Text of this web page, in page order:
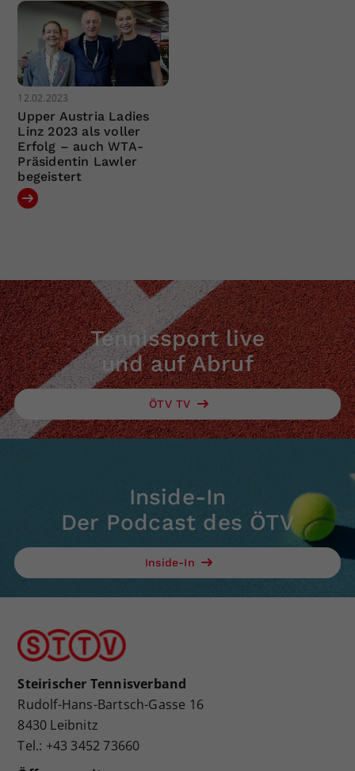
12.02.2023
Upper Austria Ladies
Linz 2023 als voller
Erfolg – auch WTA-
Präsidentin Lawler
begeistert
Tennissport live
und auf Abruf
ÖTV TV
Inside-In
Der Podcast des ÖTV
Inside-In
Steirischer Tennisverband
Rudolf-Hans-Bartsch-Gasse 16
8430 Leibnitz
Tel.: +43 3452 73660